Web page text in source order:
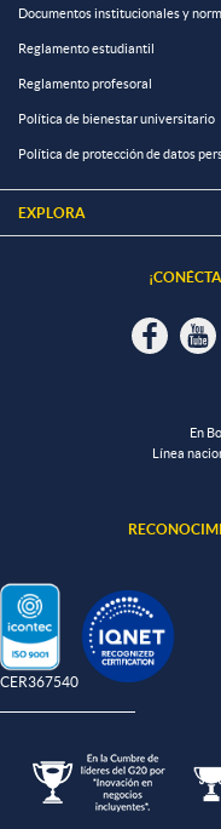
Documentos institucionales y
Reglamento estudiantil
Reglamento profesoral
Política de bienestar universitario
Política de protección de datos
EXPLORA
En
Línea
CER367540